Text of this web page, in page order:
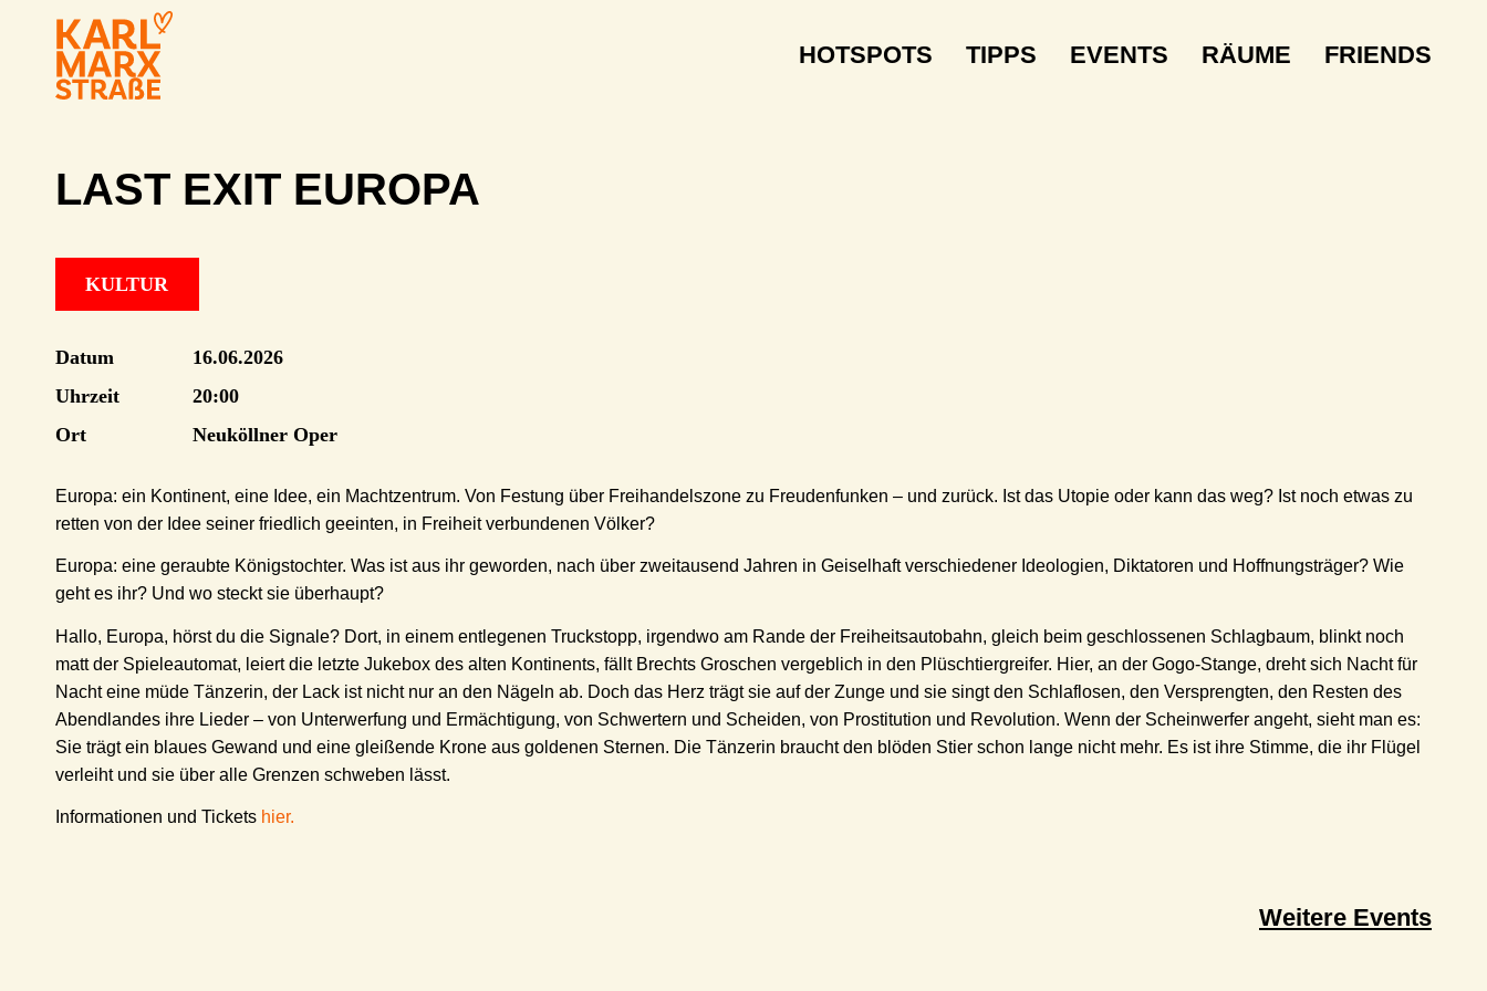
HOTSPOTS TIPPS EVENTS RÄUME FRIENDS
LAST EXIT EUROPA
KULTUR
Datum
16.06.2026
Uhrzeit
20:00
Ort
Neuköllner Oper
Europa: ein Kontinent, eine Idee, ein Machtzentrum. Von Festung über Freihandelszone zu Freudenfunken – und zurück. Ist das Utopie oder kann das weg? Ist noch etwas zu
retten von der Idee seiner friedlich geeinten, in Freiheit verbundenen Völker?
Europa: eine geraubte Königstochter. Was ist aus ihr geworden, nach über zweitausend Jahren in Geiselhaft verschiedener Ideologien, Diktatoren und Hoffnungsträger? Wie
geht es ihr? Und wo steckt sie überhaupt?
Hallo, Europa, hörst du die Signale? Dort, in einem entlegenen Truckstopp, irgendwo am Rande der Freiheitsautobahn, gleich beim geschlossenen Schlagbaum, blinkt noch
matt der Spieleautomat, leiert die letzte Jukebox des alten Kontinents, fällt Brechts Groschen vergeblich in den Plüschtiergreifer. Hier, an der Gogo-Stange, dreht sich Nacht für
Nacht eine müde Tänzerin, der Lack ist nicht nur an den Nägeln ab. Doch das Herz trägt sie auf der Zunge und sie singt den Schlaflosen, den Versprengten, den Resten des
Abendlandes ihre Lieder – von Unterwerfung und Ermächtigung, von Schwertern und Scheiden, von Prostitution und Revolution. Wenn der Scheinwerfer angeht, sieht man es:
Sie trägt ein blaues Gewand und eine gleißende Krone aus goldenen Sternen. Die Tänzerin braucht den blöden Stier schon lange nicht mehr. Es ist ihre Stimme, die ihr Flügel
verleiht und sie über alle Grenzen schweben lässt.
Informationen und Tickets hier.
Weitere Events